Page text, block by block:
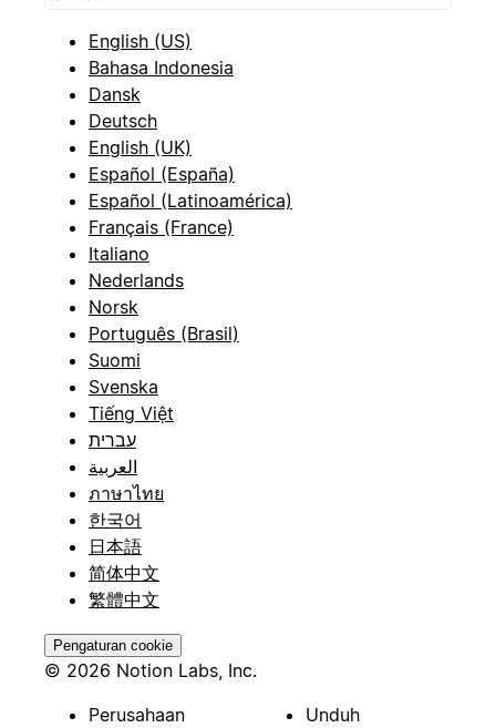
English (US)
Bahasa Indonesia
Dansk
Deutsch
English (UK)
Español (España)
Español (Latinoamérica)
Français (France)
Italiano
Nederlands
Norsk
Português (Brasil)
Suomi
Svenska
Tiếng Việt
עברית
العربية
ภาษาไทย
한국어
日本語
简体中文
繁體中文
Pengaturan cookie
© 2026 Notion Labs, Inc.
Perusahaan
Unduh